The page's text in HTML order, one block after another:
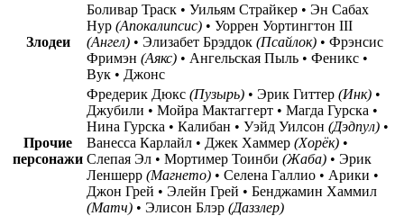
Злодеи
Боливар Траск • Уильям Страйкер • Эн Сабах
Нур (Апокалипсис) • Уоррен Уортингтон III
(Ангел) • Элизабет Брэддок (Псайлок) • Фрэнсис
Фримэн (Аякс) • Ангельская Пыль • Феникс •
Вук • Джонс
Прочие
персонажи
Фредерик Дюкс (Пузырь) • Эрик Гиттер (Инк) •
Джубили • Мойра Мактаггерт • Магда Гурска •
Нина Гурска • Калибан • Уэйд Уилсон (Дэдпул) •
Ванесса Карлайл • Джек Хаммер (Хорёк) •
Слепая Эл • Мортимер Тоинби (Жаба) • Эрик
Леншерр (Магнето) • Селена Галлио • Арики •
Джон Грей • Элейн Грей • Бенджамин Хаммил
(Матч) • Элисон Блэр (Даззлер)